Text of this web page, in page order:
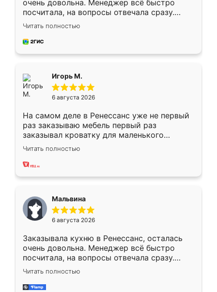
очень довольна. Менеджер всё быстро
посчитала, на вопросы отвечала сразу.
Замерщик приехал в субботу, подошёл к
делу со всей ответственностью. Собрали
за день, ребята работали аккуратно, даже
Читать полностью
Игорь М.
6 августа 2026
На самом деле в Ренессанс уже не первый
раз заказываю мебель первый раз
заказывал кроватку для маленького
ребёнка при его рождении ,во второй раз
заказал шкаф-купе. По качеству очень
хорошее сборка достаточно быстрая,
меньше, здесь же он более разнообразный.
Мне нравится ,если что-то потребуется из
мебели буду заказывать только здесь.
Читать полностью
Мальвина
6 августа 2026
Заказывала кухню в Ренессанс, осталась
очень довольна. Менеджер всё быстро
посчитала, на вопросы отвечала сразу.
Замерщик приехал в субботу, подошёл к
делу со всей ответственностью. Собрали
за день, ребята работали аккуратно, даже
Читать полностью